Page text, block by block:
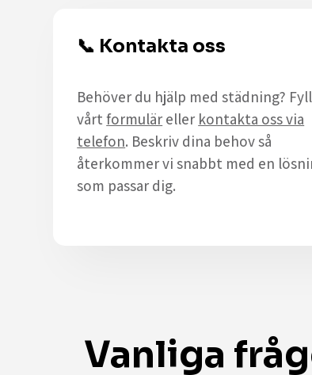
📞 Kontakta oss
Behöver du hjälp med städning?
vårtformulär eller kontakta oss via
telefon. Beskriv dina behov så
återkommer vi snabbt med en
som passar dig.
Vanliga